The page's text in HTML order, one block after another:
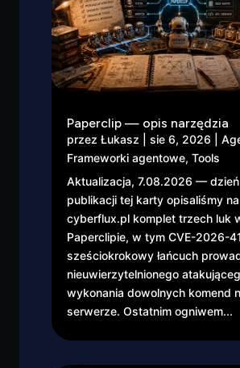
Paperclip — opis narzędzia
przez Łukasz sie 6, 2026
Frameworki agentowe, Tools
Aktualizacja, 7.08.2026 —
publikacji tej karty opisaliśmy na
cyberflux.pl komplet trzech luk
Paperclipie, w tym CVE-2026-
sześciokrokowy łańcuch
nieuwierzytelnionego
wykonania dowolnych komend
serwerze. Ostatnim ogniwem...